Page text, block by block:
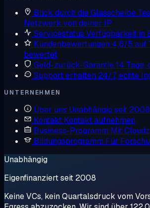
Blick durch die Glasscheibe
Netzwerk von deiner IP
Servicestatus Verfügbarkeit in
Kundenbewertungen 4,6/5 auf
bewertet
Geld-zurück-Garantie14 Tage,
Support erhalten 24/7, echte
UNTERNEHMEN
Über uns Unabhängig seit 2008
Kontakt Kontakt aufnehmen
Business-Programm Mit
Bildungsprogramm Für
Unabhängig
Eigenfinanziert seit 2008
Keine VCs, kein Quartalsdruck vom